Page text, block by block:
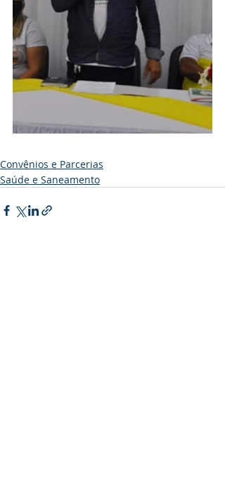
Convênios e Parcerias
Saúde e Saneamento